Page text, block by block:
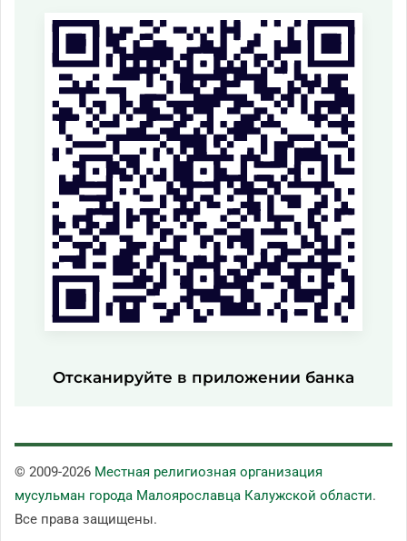
Отсканируйте в приложении банка
© 2009-2026 Местная религиозная организация
мусульман города Малоярославца Калужской области.
Все права защищены.